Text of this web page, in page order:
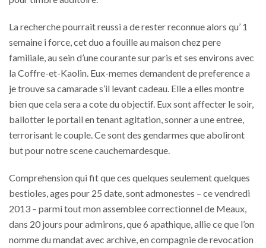
La recherche pourrait reussi a de rester reconnue alors qu’ 1
semaine i force, cet duo a fouille au maison chez pere
familiale, au sein d’une courante sur paris et ses environs avec
la Coffre-et-Kaolin. Eux-memes demandent de preference a
je trouve sa camarade s’il levant cadeau. Elle a elles montre
bien que cela sera a cote du objectif. Eux sont affecter le soir,
ballotter le portail en tenant agitation, sonner a une entree,
terrorisant le couple. Ce sont des gendarmes que aboliront
but pour notre scene cauchemardesque.
Comprehension qui fit que ces quelques seulement quelques
bestioles, ages pour 25 date, sont admonestes – ce vendredi
2013 – parmi tout mon assemblee correctionnel de Meaux,
dans 20 jours pour admirons, que 6 apathique, allie ce que l’on
nomme du mandat avec archive, en compagnie de revocation